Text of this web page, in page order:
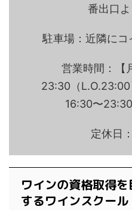
番出口
駐車場：近隣にコ
営業時間：【
23:30（L.O.23:00
16:30〜
定休日
ワインの資格取得
するワインスクール